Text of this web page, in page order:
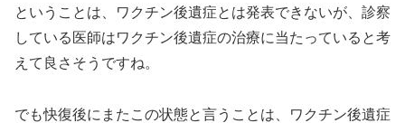
ということは、ワクチン後遺症とは発表できないが、診察
している医師はワクチン後遺症の治療に当たっていると考
えて良さそうですね。
でも快復後にまたこの状態と言うことは、ワクチン後遺症